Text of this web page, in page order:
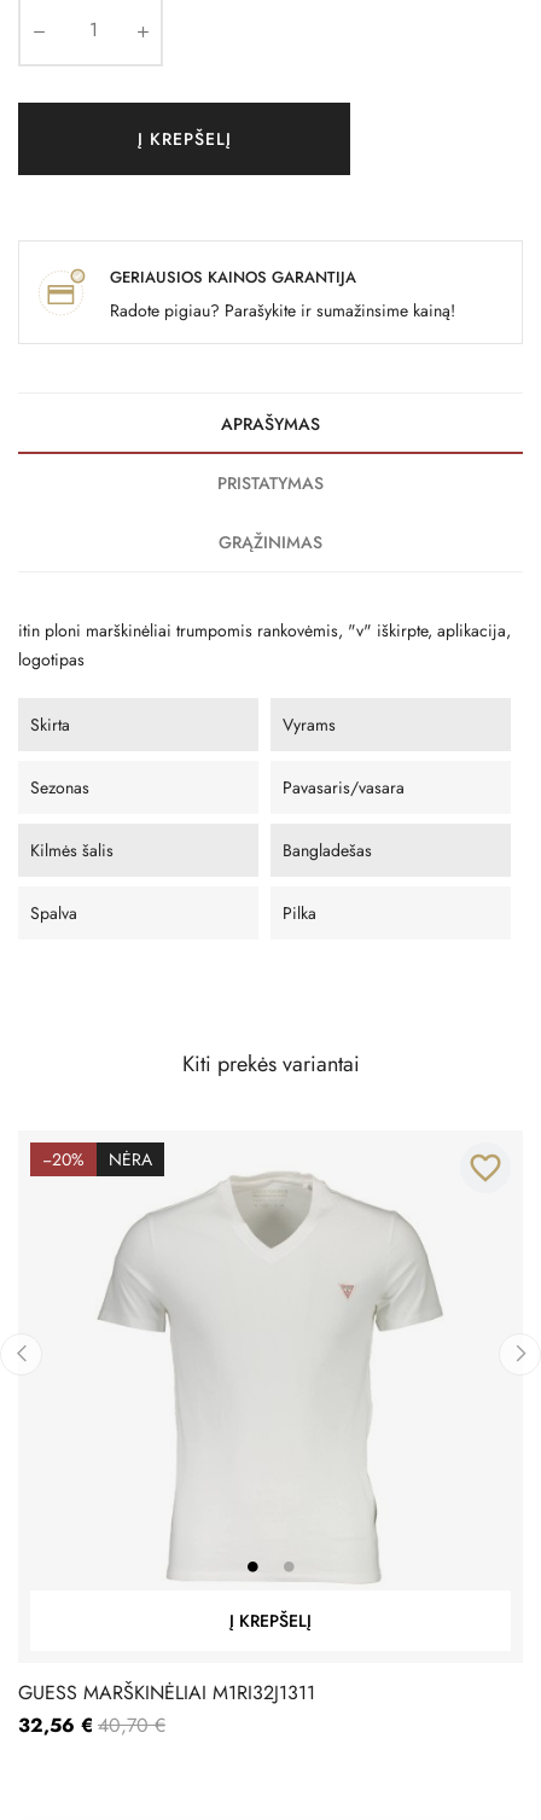
Į KREPŠELĮ
GERIAUSIOS KAINOS GARANTIJA
Radote pigiau? Parašykite ir sumažinsime kainą!
APRAŠYMAS
PRISTATYMAS
GRĄŽINIMAS
itin ploni marškinėliai trumpomis rankovėmis, "v" iškirpte, aplikacija,
logotipas
Skirta Vyrams
Sezonas Pavasaris/vasara
Kilmės šalis Bangladešas
Spalva Pilka
Kiti prekės variantai
−20% NĖRA
Į KREPŠELĮ
favorite_border
GUESS MARŠKINĖLIAI M1RI32J1311
32,56 € 40,70 €